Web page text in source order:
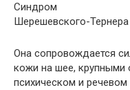
Синдром
Шерешевского-Тернера
Она сопровождается
кожи на шее, крупными
психическом и